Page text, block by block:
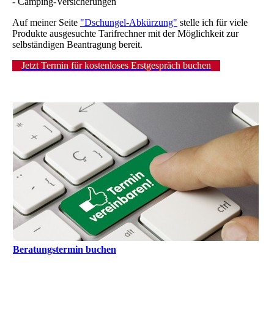
Auf meiner Seite "Dschungel-Abkürzung" stelle ich für viele
Produkte ausgesuchte Tarifrechner mit der Möglichkeit zur
selbständigen Beantragung bereit.
Jetzt Termin für kostenloses Erstgespräch buchen
Beratungstermin buchen